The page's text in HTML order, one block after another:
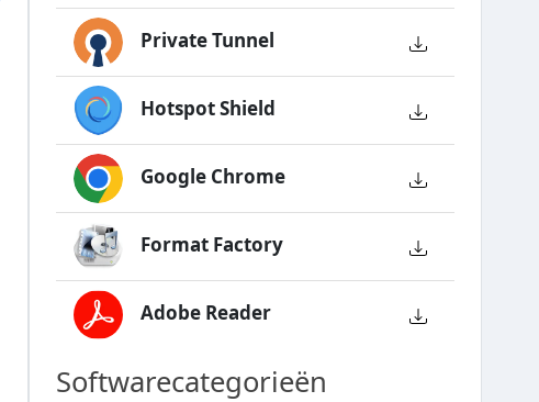
Private Tunnel
Hotspot Shield
Google Chrome
Format Factory
Adobe Reader
Softwarecategorieën